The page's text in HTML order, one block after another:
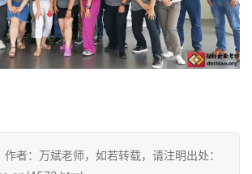
者：万斌老师，如若转载，请注明出处：